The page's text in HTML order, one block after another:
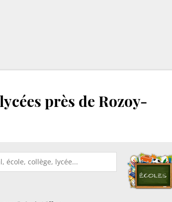
près de Rozoy-